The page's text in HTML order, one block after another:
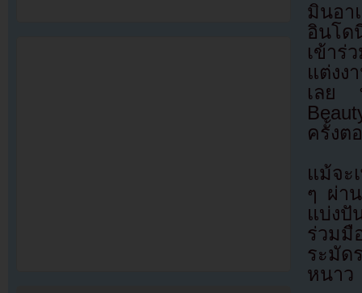
มินอา
อินโด
เข้าร่
แต่งง
เลย
ครั้งต
แม้จะ
ๆ ผ่า
แบ่งปั
ร่วม
ระมัด
หนาว